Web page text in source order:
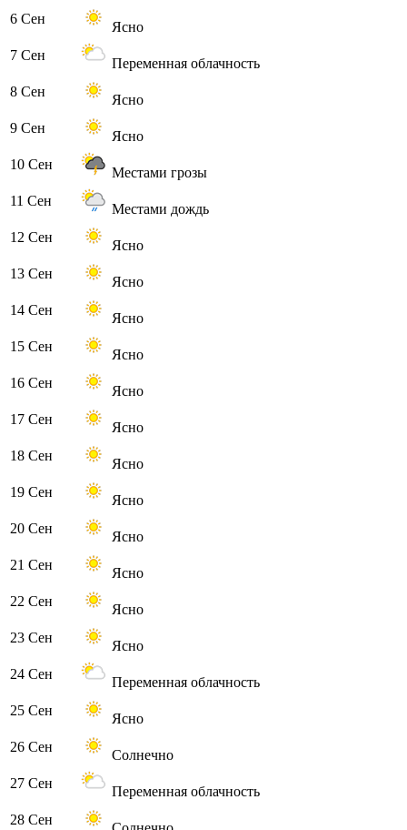
6 Сен
Ясно
7 Сен
Переменная облачность
8 Сен
Ясно
9 Сен
Ясно
10 Сен
Местами грозы
11 Сен
Местами дождь
12 Сен
Ясно
13 Сен
Ясно
14 Сен
Ясно
15 Сен
Ясно
16 Сен
Ясно
17 Сен
Ясно
18 Сен
Ясно
19 Сен
Ясно
20 Сен
Ясно
21 Сен
Ясно
22 Сен
Ясно
23 Сен
Ясно
24 Сен
Переменная облачность
25 Сен
Ясно
26 Сен
Солнечно
27 Сен
Переменная облачность
28 Сен